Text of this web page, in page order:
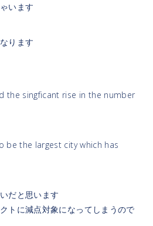
います
ります
the singficant rise in the number
be the largest city which has
だと思います
トに減点対象になってしまうので